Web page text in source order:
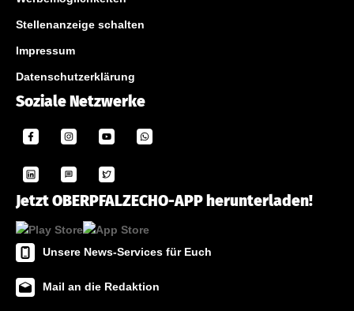
Stellenanzeige schalten
Impressum
Datenschutzerklärung
Soziale Netzwerke
Jetzt OBERPFALZECHO-APP herunterladen!
Unsere News-Services für Euch
Mail an die Redaktion